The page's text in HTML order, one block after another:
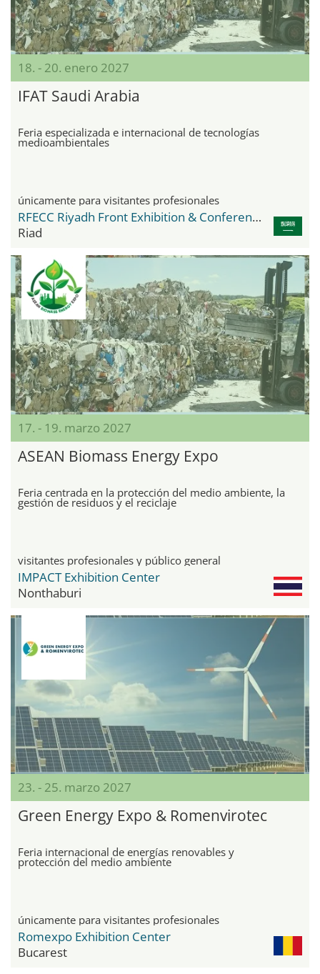
18. - 20. enero 2027
IFAT Saudi Arabia
Feria especializada e internacional de tecnologías
medioambientales
únicamente para visitantes profesionales
RFECC Riyadh Front Exhibition & Conference Center
Riad
17. - 19. marzo 2027
ASEAN Biomass Energy Expo
Feria centrada en la protección del medio ambiente, la
gestión de residuos y el reciclaje
visitantes profesionales y público general
IMPACT Exhibition Center
Nonthaburi
23. - 25. marzo 2027
Green Energy Expo & Romenvirotec
Feria internacional de energías renovables y
protección del medio ambiente
únicamente para visitantes profesionales
Romexpo Exhibition Center
Bucarest